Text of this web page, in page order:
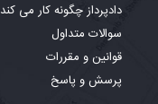
دادپرداز چگونه کار می کند
سوالات متداول
قوانین و مقررات
پرسش و پاسخ